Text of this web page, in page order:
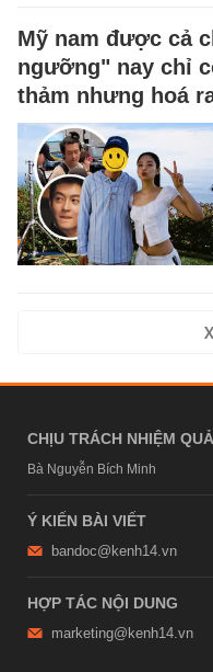
Mỹ nam được cả
ngưỡng" nay chỉ
thảm nhưng hoá
CHỊU TRÁCH NHIỆM
Bà Nguyễn Bích Minh
Ý KIẾN BÀI VIẾT
bandoc@kenh14.vn
HỢP TÁC NỘI DUNG
marketing@kenh14.vn